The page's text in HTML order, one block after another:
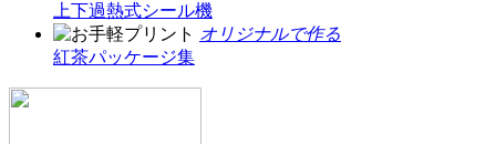
上下過熱式シール機
オリジナルで作る
紅茶パッケージ集